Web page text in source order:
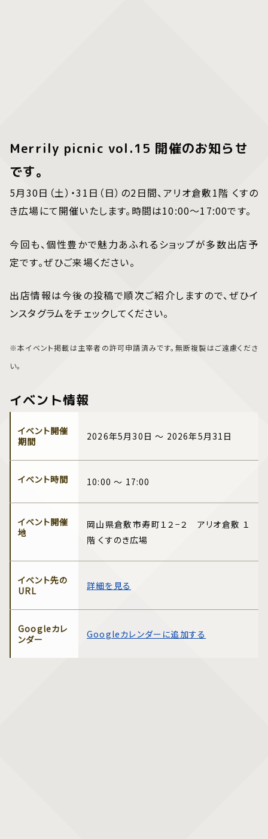
Merrily picnic vol.15 開催のお知らせ
です。
5月30日（土）・31日（日）の2日間、アリオ倉敷1階 くすの
き広場にて開催いたします。時間は10:00〜17:00です。
今回も、個性豊かで魅力あふれるショップが多数出店予
定です。ぜひご来場ください。
出店情報は今後の投稿で順次ご紹介しますので、ぜひイ
ンスタグラムをチェックしてください。
※本イベント掲載は主宰者の許可申請済みです。無断複製はご遠慮くださ
い。
イベント情報
イベント開催
期間
2026年5月30日 ～ 2026年5月31日
イベント時間 10:00 ～ 17:00
イベント開催
地
岡山県倉敷市寿町１２−２ アリオ倉敷 １
階 くすのき広場
イベント先の
URL
詳細を見る
Googleカレ
ンダー
Googleカレンダーに追加する